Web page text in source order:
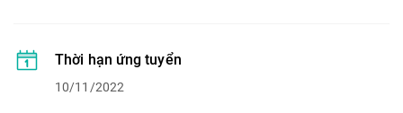
Thời hạn ứng tuyển
10/11/2022